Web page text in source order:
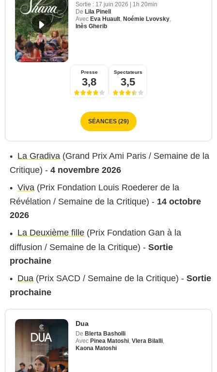
Sortie : 17 juin 2026
1h 20min
De Lila Pinell
Avec Eva Huault, Noémie Lvovsky,
Inès Gherib
Presse
3,8
Spectateurs
3,5
SÉANCES (29)
La Gradiva (Grand Prix Ami Paris / Semaine de la
Critique) - 4 novembre 2026
Viva (Prix Fondation Louis Roederer de la
Révélation / Semaine de la Critique) - 14 octobre
2026
La Deuxième fille (Prix Fondation Gan à la
diffusion / Semaine de la Critique) - Sortie
prochaine
Dua (Prix SACD / Semaine de la Critique) - Sortie
prochaine
Dua
De Blerta Basholli
Avec Pinea Matoshi, Vlera Bilalli,
Kaona Matoshi